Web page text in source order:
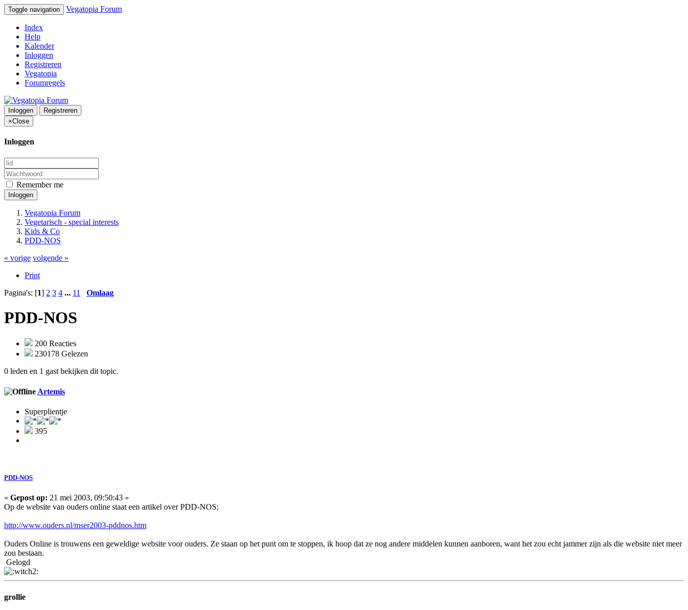
Toggle navigation Vegatopia Forum
Index
Help
Kalender
Inloggen
Registreren
Vegatopia
Forumregels
Inloggen
Registreren
×Close
Inloggen
Remember me
Inloggen
Vegatopia Forum
Vegetarisch - special interests
Kids & Co
PDD-NOS
« vorige volgende »
Print
Pagina's: [1] 2 3 4 ... 11 Omlaag
PDD-NOS
200 Reacties
230178 Gelezen
0 leden en 1 gast bekijken dit topic.
Artemis
Superplientje
395
PDD-NOS
« Gepost op: 21 mei 2003, 09:50:43 »
Op de website van ouders online staat een artikel over PDD-NOS;
http://www.ouders.nl/mser2003-pddnos.htm
Ouders Online is trouwens een geweldige website voor ouders. Ze staan op het punt om te stoppen, ik hoop dat ze nog andere middelen kunnen aanboren, want het zou echt jammer zijn als die website niet meer
zou bestaan.
Gelogd
grollie